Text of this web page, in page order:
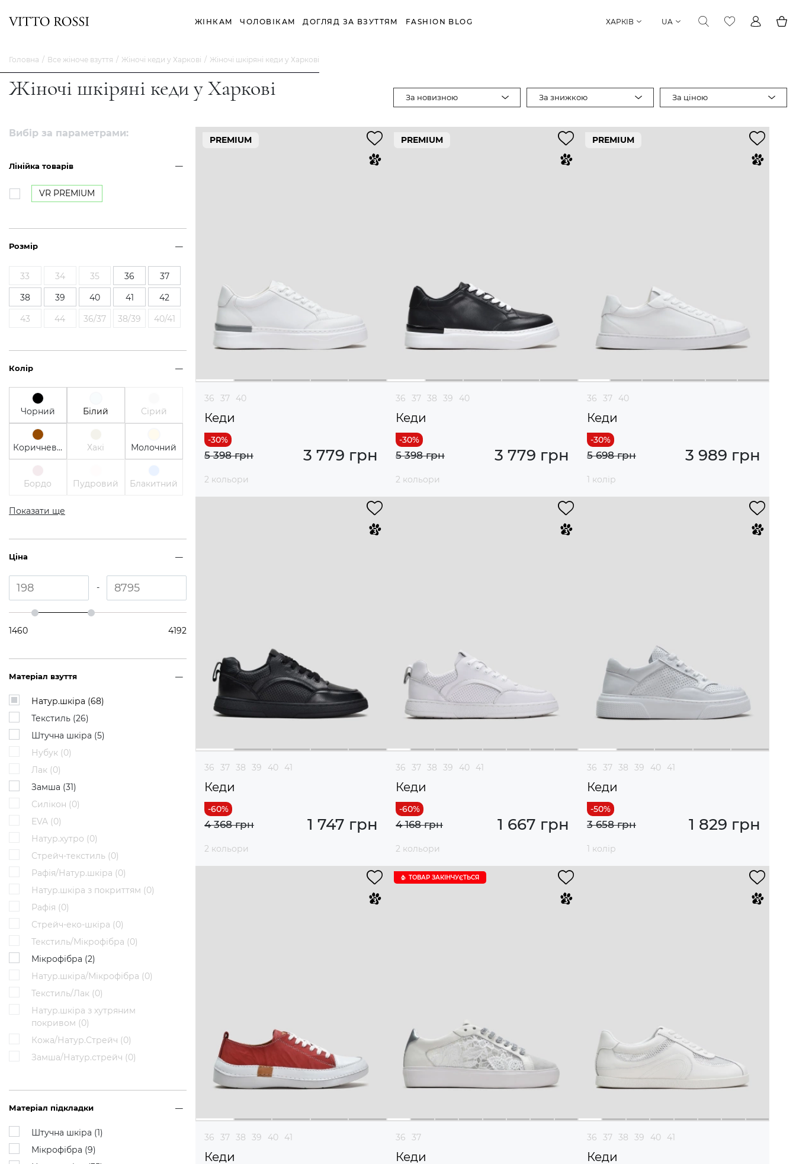
ЖІНКАМ ЧОЛОВІКАМ ДОГЛЯД ЗА ВЗУТТЯМ FASHION BLOG ХАРКІВ UA
Головна Все жіноче взуття Жіночі кеди у Харкові Жіночі шкіряні кеди у Харкові
Жіночі шкіряні кеди у Харкові За новизною За знижкою За ціною
Вибір за параметрами:
Лінійка товарів
VR PREMIUM
Розмір
33 34 35 36
37
38
39 40 41
42
43
44 36/37 38/39 40/41
Колір
Чорний Білий Сірий
Коричневий Хакі Молочний
Бордо Пудровий Блакитний
Показати ще
Ціна
-
1460 4192
Матеріал взуття
Натур.шкіра (68)
Текстиль (26)
Штучна шкіра (5)
Нубук (0)
Лак (0)
Замша (31)
Силікон (0)
EVA (0)
Натур.хутро (0)
Стрейч-текстиль (0)
Рафія/Натур.шкіра (0)
Натур.шкіра з покриттям (0)
Рафія (0)
Стрейч-еко-шкіра (0)
Текстиль/Мікрофібра (0)
Мікрофібра (2)
Натур.шкіра/Мікрофібра (0)
Текстиль/Лак (0)
Натур.шкіра з хутряним
покривом (0)
Кожа/Натур.Стрейч (0)
Замша/Натур.стрейч (0)
Матеріал підкладки
Штучна шкіра (1)
Мікрофібра (9)
PREMIUM
36 37 40
Кеди
3 779 грн
5 398 грн
2 кольори
PREMIUM
36 37 38 39 40
Кеди
3 779 грн
5 398 грн
2 кольори
PREMIUM
36 37 40
Кеди
3 989 грн
5 698 грн
1 колір
36 37 38 39 40 41
Кеди
1 747 грн
4 368 грн
2 кольори
36 37 38 39 40 41
Кеди
1 667 грн
4 168 грн
2 кольори
36 37 38 39 40 41
Кеди
1 829 грн
3 658 грн
1 колір
36 37 38 39 40 41
Кеди
ТОВАР ЗАКІНЧУЄTЬСЯ
36 37
Кеди
36 37 38 39 40 41
Кеди